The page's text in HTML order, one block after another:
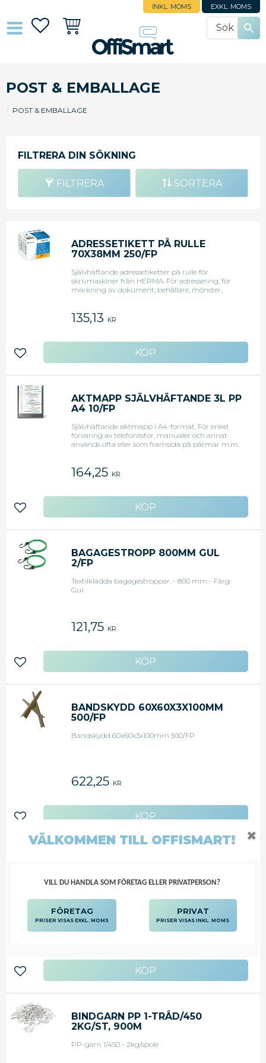
INKL. MOMS EXKL. MOMS
FavoriterKundvagn
POST & EMBALLAGE
POST & EMBALLAGE
FILTRERA SORTERA
ADRESSETIKETT PÅ RULLE
70X38MM 250/FP
Självhäftande adressetiketter på rulle för
skrivmaskiner från HERMA. För adressering, för
märkning av dokument, behållare, mönster,
utskrift för hand. Av högvärdigt, träfritt vitt
skrivpapper, PEFC-certifierat, blekt utan klor,
Korrekturbandvänligt tack vare lift-off-kvalitet. -
Täckande kvalitet. - Matt papper - Färg: Vit - Mått:
70x38 mm - Antal: 250/fp
135,13 KR
Lägg till i favoriter
AKTMAPP SJÄLVHÄFTANDE 3L PP
A4 10/FP
Självhäftande aktmapp i A4-format. För enkel
förvaring av telefonlistor, manualer och annat
används ofta eller som framsida på pärmar m.m.
164,25 KR
Lägg till i favoriter
BAGAGESTROPP 800MM GUL
2/FP
Textilklädda bagagestroppar. - 800 mm - Färg:
Gul
121,75 KR
Lägg till i favoriter
BANDSKYDD 60X60X3X100MM
500/FP
Bandskydd 60x60x3x100mm 500/FP
622,25 KR
Lägg till i favoriter
band.
1 522,38
Lägg till i favoriter
BINDGARN PP 1-TRÅD/450
2KG/ST, 900M
PP-garn 1/450 - 2kg/spole
VÄLKOMMEN TILL OFFISMART!
VILL DU HANDLA SOM FÖRETAG ELLER PRIVATPERSON?
FÖRETAG
PRISER VISAS EXKL. MOMS
PRIVAT
PRISER VISAS INKL. MOMS
✖